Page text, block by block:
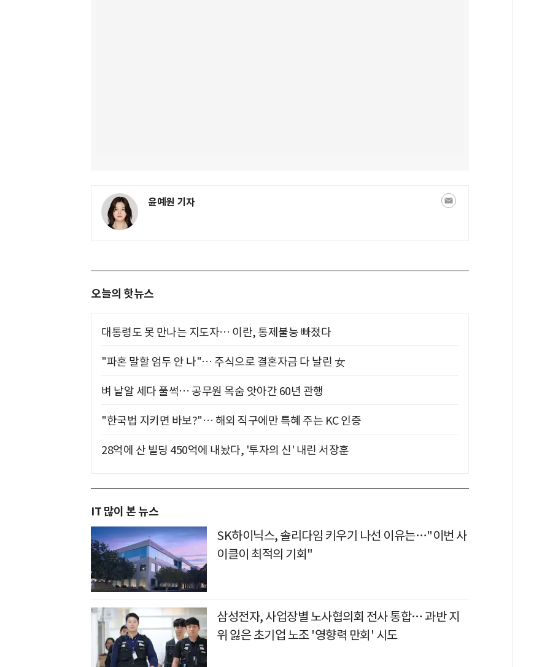
윤예원 기자
오늘의 핫뉴스
대통령도 못 만나는 지도자… 이란, 통제불능 빠졌다
"파혼 말할 엄두 안 나"… 주식으로 결혼자금 다 날린 女
벼 낱알 세다 풀썩… 공무원 목숨 앗아간 60년 관행
"한국법 지키면 바보?"… 해외 직구에만 특혜 주는 KC 인증
28억에 산 빌딩 450억에 내놨다, '투자의 신' 내린 서장훈
IT 많이 본 뉴스
SK하이닉스, 솔리다임 키우기 나선 이유는…"이번 사
이클이 최적의 기회"
삼성전자, 사업장별 노사협의회 전사 통합… 과반 지
위 잃은 초기업 노조 '영향력 만회' 시도